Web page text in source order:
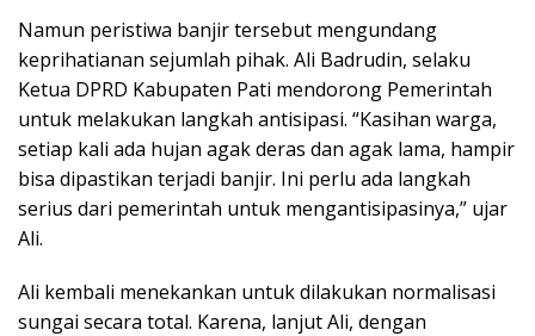
Namun peristiwa banjir tersebut mengundang
keprihatianan sejumlah pihak. Ali Badrudin, selaku
Ketua DPRD Kabupaten Pati mendorong Pemerintah
untuk melakukan langkah antisipasi. “Kasihan warga,
setiap kali ada hujan agak deras dan agak lama, hampir
bisa dipastikan terjadi banjir. Ini perlu ada langkah
serius dari pemerintah untuk mengantisipasinya,” ujar
Ali.
Ali kembali menekankan untuk dilakukan normalisasi
sungai secara total. Karena, lanjut Ali, dengan